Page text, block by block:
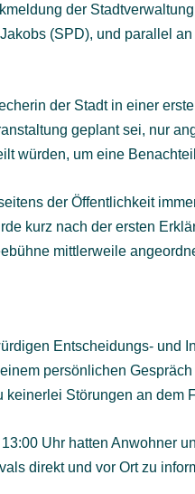
der
(SPD), und parallel
der Stadt in einer
geplant sei, nur
würden, um eine
der Öffentlichkeit
kurz nach der ersten
mittlerweile
Entscheidungs- und
persönlichen
keinerlei Störungen an dem
Uhr hatten Anwohner
direkt und vor Ort zu